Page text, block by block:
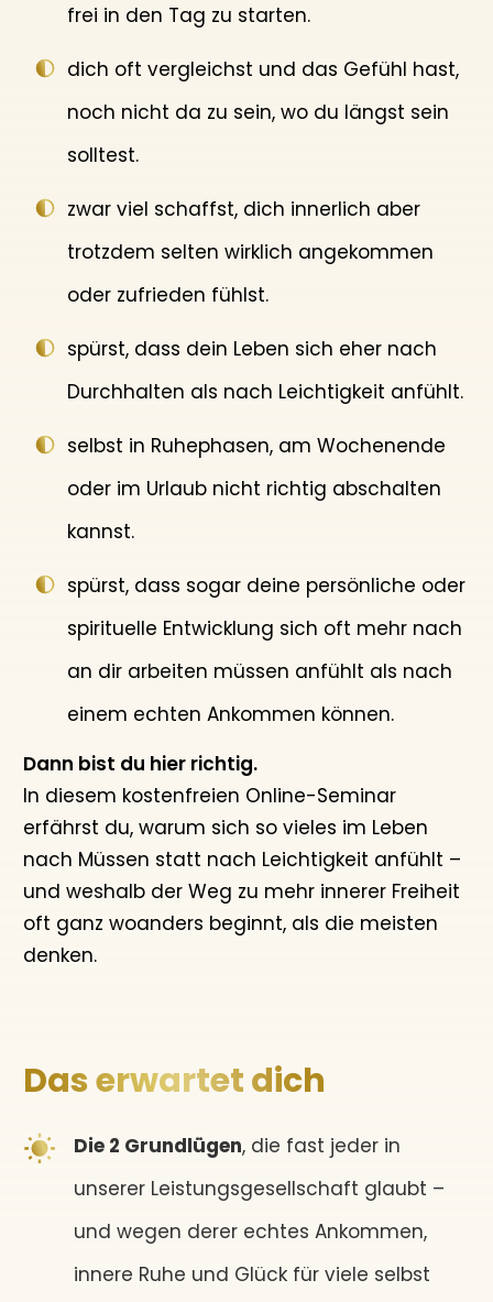
frei in den Tag zu starten.
dich oft vergleichst und das Gefühl hast,
noch nicht da zu sein, wo du längst sein
solltest.
zwar viel schaffst, dich innerlich aber
trotzdem selten wirklich angekommen
oder zufrieden fühlst.
spürst, dass dein Leben sich eher nach
Durchhalten als nach Leichtigkeit anfühlt.
selbst in Ruhephasen, am Wochenende
oder im Urlaub nicht richtig abschalten
kannst.
spürst, dass sogar deine persönliche oder
spirituelle Entwicklung sich oft mehr nach
an dir arbeiten müssen anfühlt als nach
einem echten Ankommen können.
Dann bist du hier richtig.
In diesem kostenfreien Online-Seminar
erfährst du, warum sich so vieles im Leben
nach Müssen statt nach Leichtigkeit anfühlt –
und weshalb der Weg zu mehr innerer Freiheit
oft ganz woanders beginnt, als die meisten
denken.
Das erwartet dich
Die 2 Grundlügen, die fast jeder in
unserer Leistungsgesellschaft glaubt –
und wegen derer echtes Ankommen,
innere Ruhe und Glück für viele selbst